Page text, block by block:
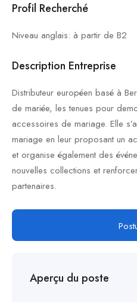
Profil Recherché
Niveau anglais: à partir de B2
Description Entreprise
Distributeur européen basé à
de mariée, les tenues pour
accessoires de mariage. Elle
mariage en leur proposant un
et organise également des
nouvelles collections et
partenaires.
Aperçu du poste